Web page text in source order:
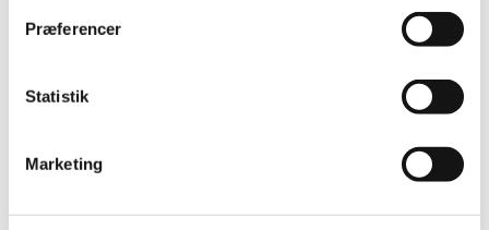
Præferencer
Statistik
Marketing
sætningen rundt og skrive ”du”
markedsføringstekster selv” i stedet for ”Som
Vær opmærksom, jo flere kommaer du har i din tekst.
teksten og gør den sværere at læse. Del i stedet